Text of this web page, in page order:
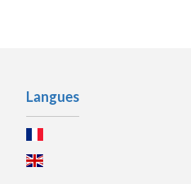
Langues